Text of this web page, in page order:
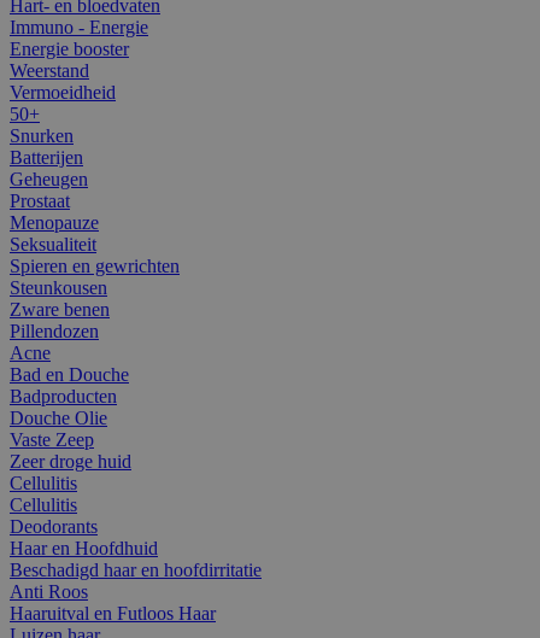
Hart- en bloedvaten
Immuno - Energie
Energie booster
Weerstand
Vermoeidheid
50+
Snurken
Batterijen
Geheugen
Prostaat
Menopauze
Seksualiteit
Spieren en gewrichten
Steunkousen
Zware benen
Pillendozen
Acne
Bad en Douche
Badproducten
Douche Olie
Vaste Zeep
Zeer droge huid
Cellulitis
Cellulitis
Deodorants
Haar en Hoofdhuid
Beschadigd haar en hoofdirritatie
Anti Roos
Haaruitval en Futloos Haar